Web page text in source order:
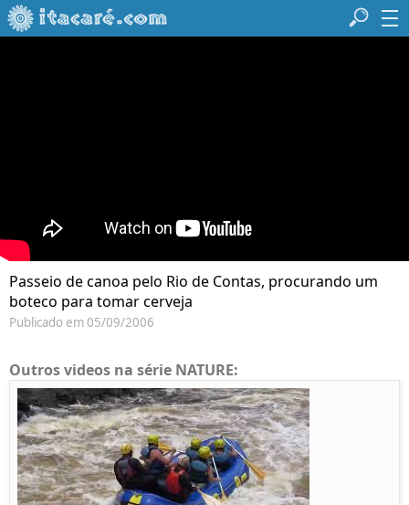
Passeio de canoa pelo Rio de Contas, procurando um
boteco para tomar cerveja
Publicado em 05/09/2006
Outros videos na série NATURE: